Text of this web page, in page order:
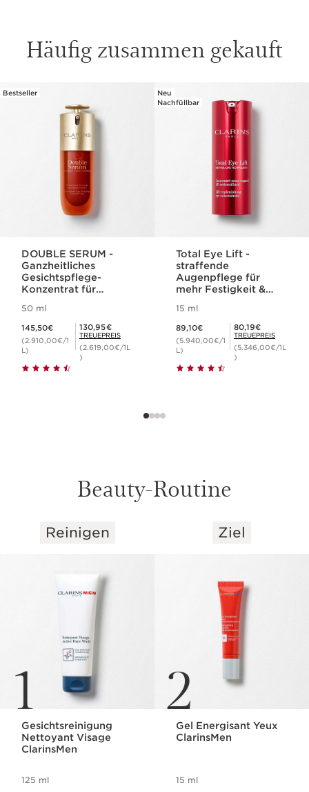
Häufig zusammen gekauft
WEITER ZUM INHALT
Bestseller
DOUBLE SERUM -
Ganzheitliches
Gesichtspflege-
Konzentrat für
50 ml
145,50€
(2.910,00€/1
L)
Mitgliederpreis 130,95€
130,95€
TREUEPREIS
(2.619,00€/1L
)
Neu
Nachfüllbar
Total Eye Lift -
straffende
Augenpflege für
mehr Festigkeit &
15 ml
89,10€
(5.940,00€/1
L)
Mitgliederpreis 80,19€
80,19€
TREUEPREIS
(5.346,00€/1L
)
Beauty-Routine
WEITER ZUM INHALT
Reinigen
1
Gesichtsreinigung
Nettoyant Visage
ClarinsMen
125 ml
Ziel
2
Gel Energisant Yeux
ClarinsMen
15 ml